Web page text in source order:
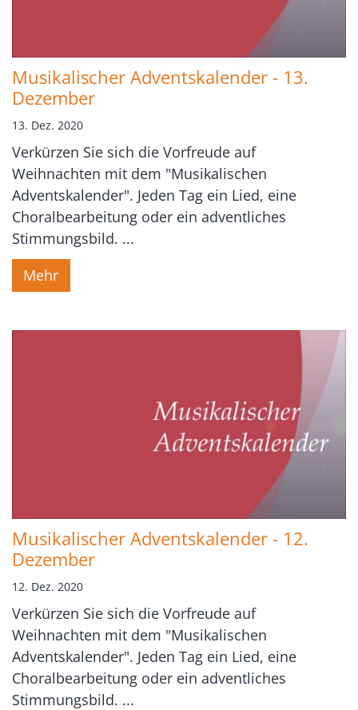
Musikalischer Adventskalender - 13.
Dezember
13. Dez. 2020
Verkürzen Sie sich die Vorfreude auf
Weihnachten mit dem "Musikalischen
Adventskalender". Jeden Tag ein Lied, eine
Choralbearbeitung oder ein adventliches
Stimmungsbild. ...
Mehr
Musikalischer Adventskalender - 12.
Dezember
12. Dez. 2020
Verkürzen Sie sich die Vorfreude auf
Weihnachten mit dem "Musikalischen
Adventskalender". Jeden Tag ein Lied, eine
Choralbearbeitung oder ein adventliches
Stimmungsbild. ...